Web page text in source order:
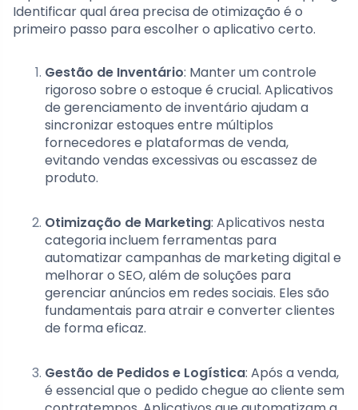
Identificar qual área precisa de otimização é o
primeiro passo para escolher o aplicativo certo.
Gestão de Inventário: Manter um controle
rigoroso sobre o estoque é crucial. Aplicativos
de gerenciamento de inventário ajudam a
sincronizar estoques entre múltiplos
fornecedores e plataformas de venda,
evitando vendas excessivas ou escassez de
produto.
Otimização de Marketing: Aplicativos nesta
categoria incluem ferramentas para
automatizar campanhas de marketing digital e
melhorar o SEO, além de soluções para
gerenciar anúncios em redes sociais. Eles são
fundamentais para atrair e converter clientes
de forma eficaz.
Gestão de Pedidos e Logística: Após a venda,
é essencial que o pedido chegue ao cliente sem